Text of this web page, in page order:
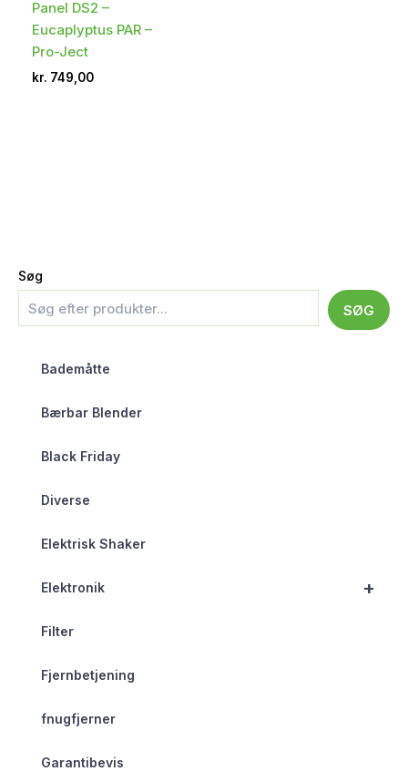
Søg
SØG
Bademåtte
Bærbar Blender
Black Friday
Diverse
Elektrisk Shaker
+
Elektronik
Filter
Fjernbetjening
fnugfjerner
Garantibevis
Panel DS2 –
Eucaplyptus PAR –
Pro-Ject
kr. 749,00